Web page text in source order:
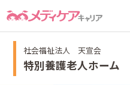
社会福祉法人 天宣会
特別養護老人ホーム